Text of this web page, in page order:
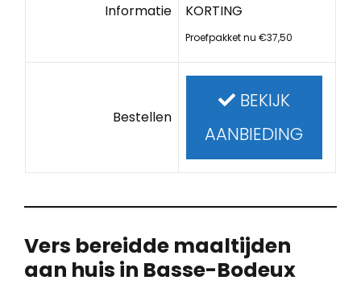
Informatie
KORTING
Proefpakket nu €37,50
Bestellen
BEKIJK
AANBIEDING
Vers bereidde maaltijden
aan huis in Basse-Bodeux